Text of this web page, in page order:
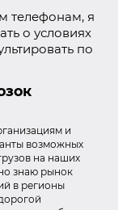
телефонам, я
о условиях
по
и
возможных
на наших
знаю рынок
в регионы